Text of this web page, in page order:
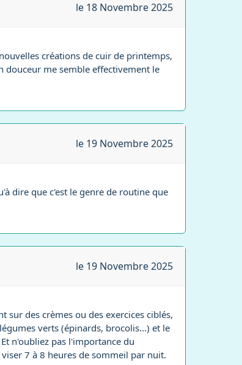
le 18 Novembre 2025
créations de cuir de printemps,
douceur me semble effectivement le
le 19 Novembre 2025
dire que c'est le genre de routine que
le 19 Novembre 2025
des crèmes ou des exercices ciblés,
verts (épinards, brocolis...) et le
n'oubliez pas l'importance du
7 à 8 heures de sommeil par nuit.